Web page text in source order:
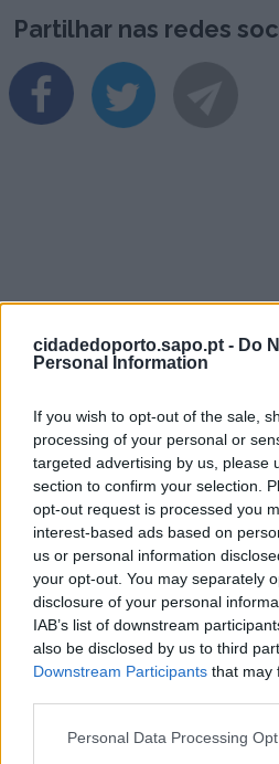
cidadedoporto.sapo.pt - Do
Personal Information
If you wish to opt-out of the sale,
processing of your personal or
targeted advertising by us, please
section to confirm your selection.
opt-out request is processed you
interest-based ads based on
us or personal information
your opt-out. You may separately
disclosure of your personal
IAB’s list of downstream
also be disclosed by us to third
Downstream Participants that may
Personal Data Processing
Partilhar nas redes
Praça de Liège é palco de
desporto para toda a
5/08/2026